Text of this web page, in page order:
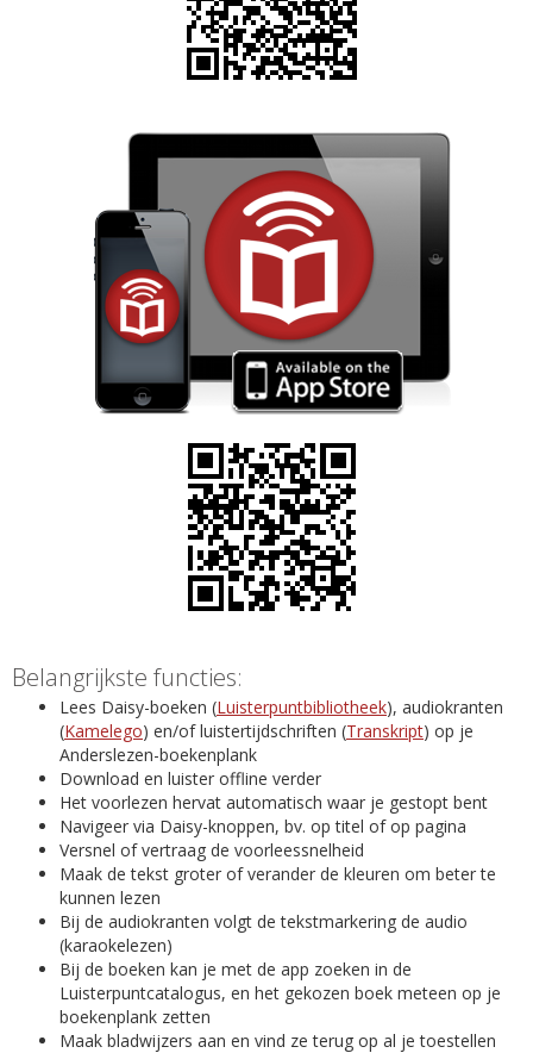
Belangrijkste functies:
Lees Daisy-boeken (Luisterpuntbibliotheek), audiokranten
(Kamelego) en/of luistertijdschriften (Transkript) op je
Anderslezen-boekenplank
Download en luister offline verder
Het voorlezen hervat automatisch waar je gestopt bent
Navigeer via Daisy-knoppen, bv. op titel of op pagina
Versnel of vertraag de voorleessnelheid
Maak de tekst groter of verander de kleuren om beter te
kunnen lezen
Bij de audiokranten volgt de tekstmarkering de audio
(karaokelezen)
Bij de boeken kan je met de app zoeken in de
Luisterpuntcatalogus, en het gekozen boek meteen op je
boekenplank zetten
Maak bladwijzers aan en vind ze terug op al je toestellen